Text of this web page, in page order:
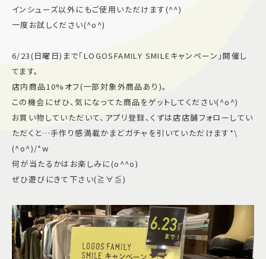
よくあるご質問
インシューズ以外にもご使用いただけます(^^)
一度お試しください(^o^)
6/23(日曜日)まで「LOGOSFAMILY SMILEキャンペーン」開催し
てます。
店内商品10%オフ(一部対象外商品あり)。
この機会にぜひ、気になってた商品をゲットしてください(^o^)
お買い物していただいて、アプリ登録、くずは店店舗フォローしてい
ただくと…手作り感満載かまどガチャを引いていただけます*\
(^o^)/*w
何が当たるかはお楽しみに(o^^o)
ぜひ遊びにきて下さい(≧∀≦)